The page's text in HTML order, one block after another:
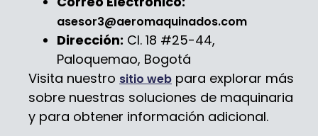
asesor3@aeromaquinados.com
Dirección: Cl. 18 #25-44,
Paloquemao, Bogotá
Visita nuestro sitio web para explorar más
sobre nuestras soluciones de maquinaria
y para obtener información adicional.